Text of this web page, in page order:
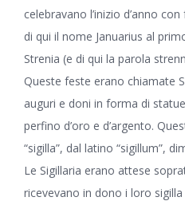
celebravano l’inizio d’anno
di qui il nome Januarius al
Strenia (e di qui la parola
Queste feste erano chiamate
auguri e doni in forma di
perfino d’oro e d’argento.
“sigilla”, dal latino “sigillum”,
Le Sigillaria erano attese
ricevevano in dono i loro